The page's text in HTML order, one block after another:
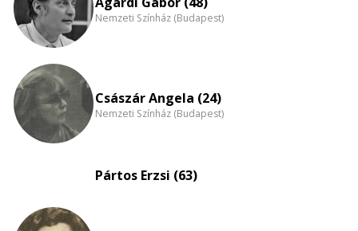
Nemzeti Színház (Budapest)
Császár Angela (24)
Nemzeti Színház (Budapest)
Pártos Erzsi (63)